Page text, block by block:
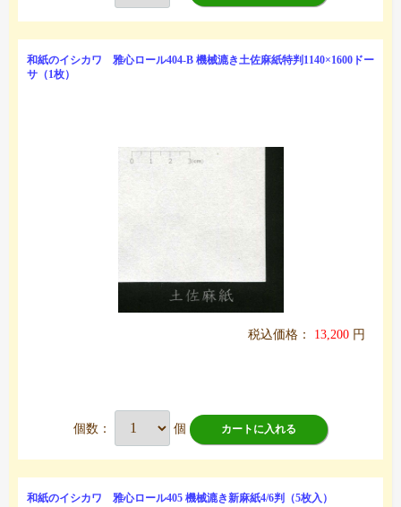
和紙のイシカワ 雅心ロール404-B 機械漉き土佐麻紙特判1140×1600ドー
サ（1枚）
税込価格： 13,200 円
個数： 個 カートに入れる
和紙のイシカワ 雅心ロール405 機械漉き新麻紙4/6判（5枚入）